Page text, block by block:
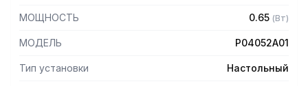
МОЩНОСТЬ 0.65 (Вт)
МОДЕЛЬ P04052A01
Тип установки Настольный